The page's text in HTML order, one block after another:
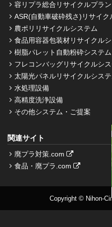
容リプラ総合リサイクルプラン
ASR(自動車破砕残さ)リサイク
農ポリリサイクルシステム
食品用容器包装材リサイクル
樹脂パレット自動粉砕システム
フレコンバッグリサイクルシ
太陽光パネルリサイクルシステ
水処理設備
高精度洗浄設備
その他システム・ご提案
関連サイト
廃プラ対策.com
食品・廃プラ.com
Copyright © Nihon-